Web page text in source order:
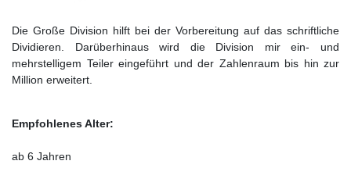
Die Große Division hilft bei der Vorbereitung auf das schriftliche
Dividieren. Darüberhinaus wird die Division mir ein- und
mehrstelligem Teiler eingeführt und der Zahlenraum bis hin zur
Million erweitert.
Empfohlenes Alter:
ab 6 Jahren